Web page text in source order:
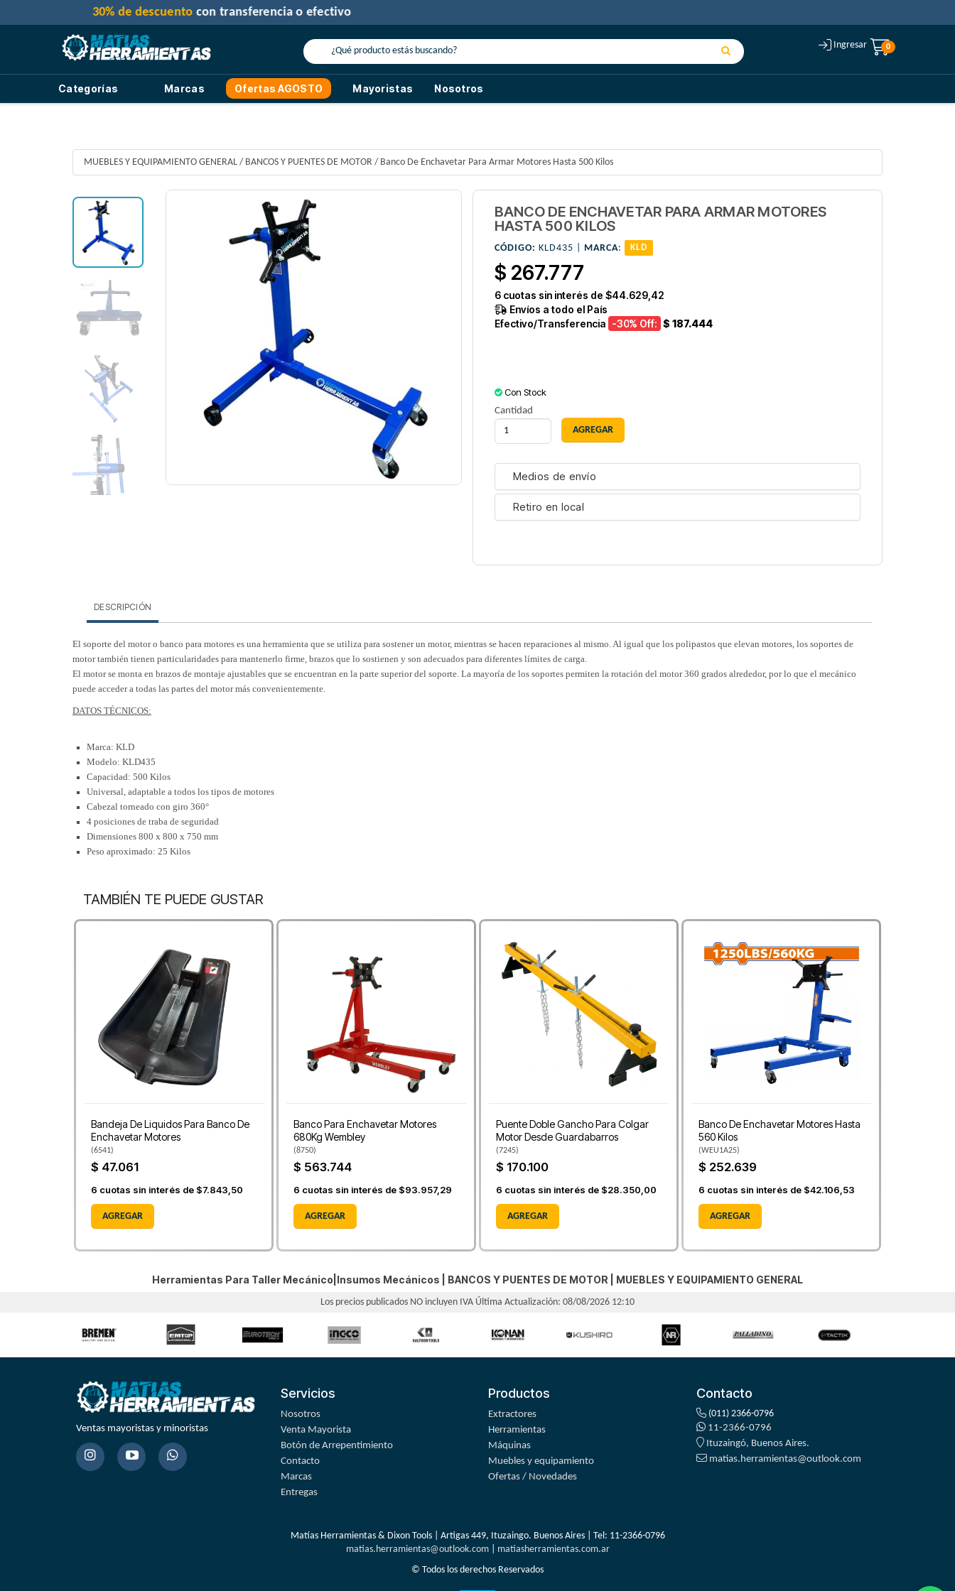
Ingresar 0
Categorías Marcas Ofertas AGOSTO Mayoristas Nosotros
30% de descuento
MUEBLES Y EQUIPAMIENTO GENERAL / BANCOS Y PUENTES DE MOTOR / Banco De Enchavetar Para Armar Motores Hasta 500 Kilos
BANCO DE ENCHAVETAR PARA ARMAR MOTORES
HASTA 500 KILOS
CÓDIGO: KLD435 | MARCA: KLD
$ 267.777
6cuotas sin interés de $44.629,42
Envíos a todo el País
Efectivo/Transferencia -30% Off: $ 187.444
Con Stock
Cantidad
Medios de envío
Retiro en local
DESCRIPCIÓN
El soporte del motor o banco para motores es una herramienta que se utiliza para sostener un motor, mientras se hacen reparaciones al mismo. Al igual que los polipastos que elevan motores, los soportes de
motor también tienen particularidades para mantenerlo firme, brazos que lo sostienen y son adecuados para diferentes límites de carga.
El motor se monta en brazos de montaje ajustables que se encuentran en la parte superior del soporte. La mayoría de los soportes permiten la rotación del motor 360 grados alrededor, por lo que el mecánico
puede acceder a todas las partes del motor más convenientemente.
DATOS TÉCNICOS:
Marca: KLD
Modelo: KLD435
Capacidad: 500 Kilos
Universal, adaptable a todos los tipos de motores
Cabezal torneado con giro 360°
4 posiciones de traba de seguridad
Dimensiones 800 x 800 x 750 mm
Peso aproximado: 25 Kilos
TAMBIÉN TE PUEDE GUSTAR
Bandeja De Liquidos Para Banco De
Enchavetar Motores
(6541)
$ 47.061
6 cuotas sin interés de $7.843,50
AGREGAR
Banco Para Enchavetar Motores
680Kg Wembley
(8750)
$ 563.744
6 cuotas sin interés de $93.957,29
AGREGAR
Puente Doble Gancho Para Colgar
Motor Desde Guardabarros
(7245)
$ 170.100
6 cuotas sin interés de $28.350,00
AGREGAR
Banco De Enchavetar Motores Hasta
560 Kilos
(WEU1A25)
$ 252.639
6 cuotas sin interés de $42.106,53
AGREGAR
Herramientas Para Taller Mecánico|Insumos Mecánicos | BANCOS Y PUENTES DE MOTOR MUEBLES Y EQUIPAMIENTO GENERAL
Los precios publicados NO incluyen IVA Última Actualización: 08/08/2026 12:10
Ventas mayoristas y minoristas
Servicios
Nosotros
Venta Mayorista
Botón de Arrepentimiento
Contacto
Marcas
Entregas
Productos
Extractores
Herramientas
Máquinas
Muebles y equipamiento
Ofertas / Novedades
Contacto
(011) 2366-0796
11-2366-0796
Ituzaingó, Buenos Aires.
matias.herramientas@outlook.com
Matías Herramientas & Dixon Tools | Artigas 449, Ituzaingo. Buenos Aires | Tel: 11-2366-0796
matias.herramientas@outlook.com| matiasherramientas.com.ar
© Todos los derechos Reservados